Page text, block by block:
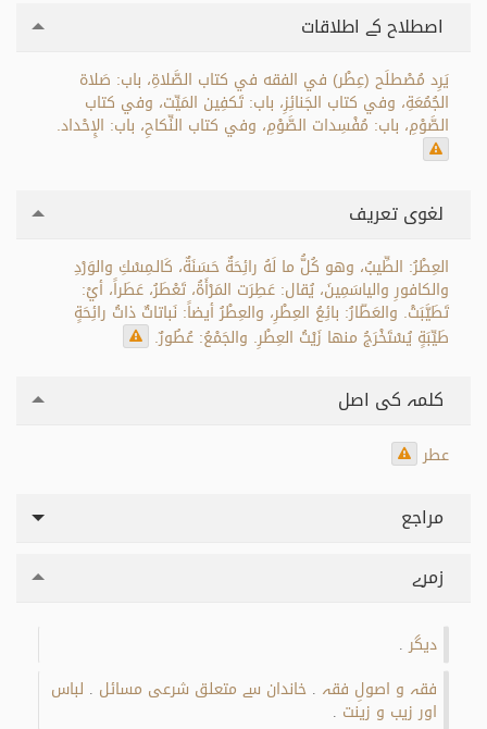
اصطلاح کے اطلاقات
يَرِد مُصْطلَح (عِطْر) في الفقه في كتاب الصَّلاةِ، باب: صَلاة
الجُمُعَةِ، وفي كتاب الجَنائِزِ، باب: تَكفِين المَيِّت، وفي كتاب
الصَّوْمِ، باب: مُفْسِدات الصَّوْمِ، وفي كتاب النِّكاحِ، باب: الإِحْداد.
لغوی تعریف
العِطْرُ: الطِّيبُ، وهو كُلُّ ما لَهُ رائِحَةٌ حَسَنَةٌ، كَالـمِسْكِ والوَرْدِ
والكافورِ والياسَمِينَ، يُقال: عَطِرَت المَرْأَةُ، تَعْطَرُ، عَطَراً، أيْ:
تَطَيَّبَتْ. والعَطّارُ: بائِعُ العِطْرِ، والعِطْرُ أيضاً: نَباتاتٌ ذاتُ رائِحَةٍ
طَيِّبَةٍ يُسْتَخْرَجُ منها زَيْتُ العِطْرِ. والجَمْعُ: عُطُورٌ.
کلمہ کی اصل
عطر
مراجع
زمرے
دیگر
فقہ و اصولِ فقہ خاندان سے متعلق شرعی مسائل لباس
اور زیب و زینت